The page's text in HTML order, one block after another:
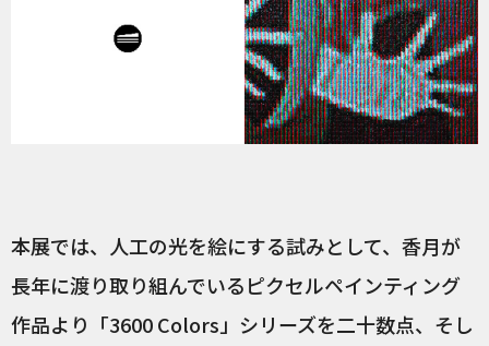
本展では、人工の光を絵にする試みとして、香月が
長年に渡り取り組んでいるピクセルペインティング
作品より「3600 Colors」シリーズを二十数点、そし